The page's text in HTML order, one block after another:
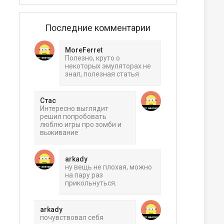
Последние комментарии
MoreFerret
Полезно, круто о
некоторых эмуляторах не
знал, полезная статья
Стас
Интересно выглядит
решил попробовать
люблю игры про зомби и
выживание
arkady
ну вещь не плохая, можно
на пару раз
прикольнуться.
arkady
почувствовал себя